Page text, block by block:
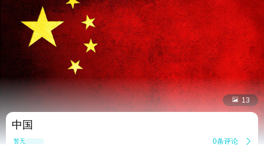
 13
中国
暂无点评 0条评论 
